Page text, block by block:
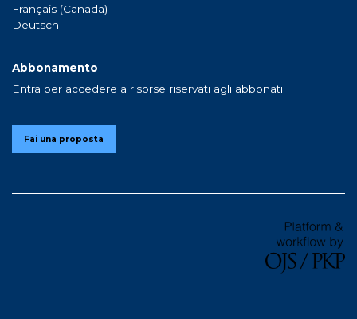
Français (Canada)
Deutsch
Abbonamento
Entra per accedere a risorse riservati agli abbonati.
Fai una proposta